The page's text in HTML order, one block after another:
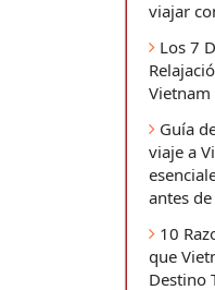
viajar
Los 7
Vietnam
Guía
viaje a
antes
10
que
Destino